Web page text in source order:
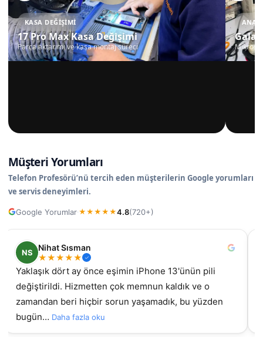
KASA DEĞIŞIMI
17 Pro Max Kasa Değişimi
Parça aktarımı ve kasa montaj süreci
Müşteri Yorumları
Telefon Profesörü’nü tercih eden müşterilerin Google yorumları
ve servis deneyimleri.
Google Yorumlar·★ ★ ★ ★ ★4.8(720+)
NS
Nihat Sısman
★★★★★
Yaklaşık dört ay önce eşimin iPhone 13'ünün pili
değiştirildi. Hizmetten çok memnun kaldık ve o
zamandan beri hiçbir sorun yaşamadık, bu yüzden
bugün… Daha fazla oku